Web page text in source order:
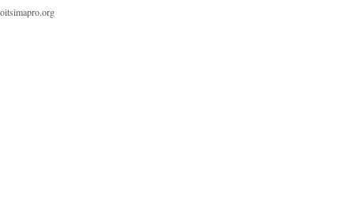
oitsimapro.org